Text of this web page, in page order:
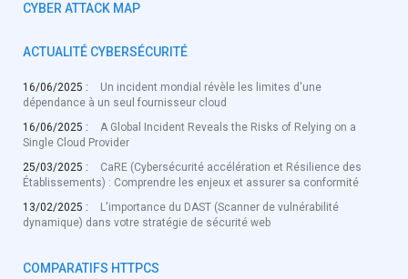
CYBER ATTACK MAP
ACTUALITÉ CYBERSÉCURITÉ
16/06/2025 :
Un incident mondial révèle les limites d'une
dépendance à un seul fournisseur cloud
16/06/2025 :
A Global Incident Reveals the Risks of Relying on a
Single Cloud Provider
25/03/2025 :
CaRE (Cybersécurité accélération et Résilience des
Établissements) : Comprendre les enjeux et assurer sa conformité
13/02/2025 :
L'importance du DAST (Scanner de vulnérabilité
dynamique) dans votre stratégie de sécurité web
COMPARATIFS HTTPCS